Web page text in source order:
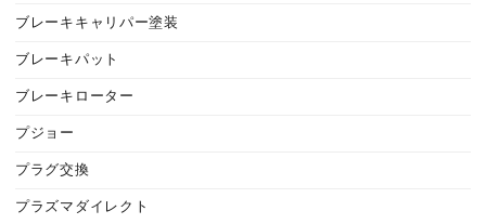
ブレーキキャリパー塗装
ブレーキパット
ブレーキローター
プジョー
プラグ交換
プラズマダイレクト